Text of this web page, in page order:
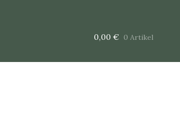
0,00 € 0 Artikel